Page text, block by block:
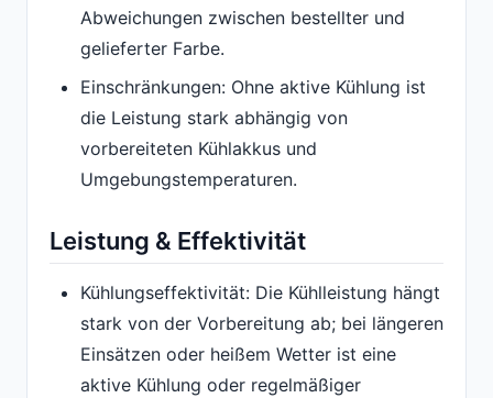
Abweichungen zwischen bestellter und
gelieferter Farbe.
Einschränkungen: Ohne aktive Kühlung ist
die Leistung stark abhängig von
vorbereiteten Kühlakkus und
Umgebungstemperaturen.
Leistung & Effektivität
Kühlungseffektivität: Die Kühlleistung hängt
stark von der Vorbereitung ab; bei längeren
Einsätzen oder heißem Wetter ist eine
aktive Kühlung oder regelmäßiger